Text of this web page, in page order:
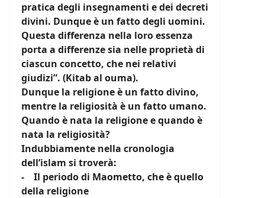
pratica degli insegnamenti e dei decreti
divini. Dunque è un fatto degli uomini.
Questa differenza nella loro essenza
porta a differenze sia nelle proprietà di
ciascun concetto, che nei relativi
giudizi”. (Kitab al ouma).
Dunque la religione è un fatto divino,
mentre la religiosità è un fatto umano.
Quando è nata la religione e quando è
nata la religiosità?
Indubbiamente nella cronologia
dell’islam si troverà:
- Il periodo di Maometto, che è quello
della religione